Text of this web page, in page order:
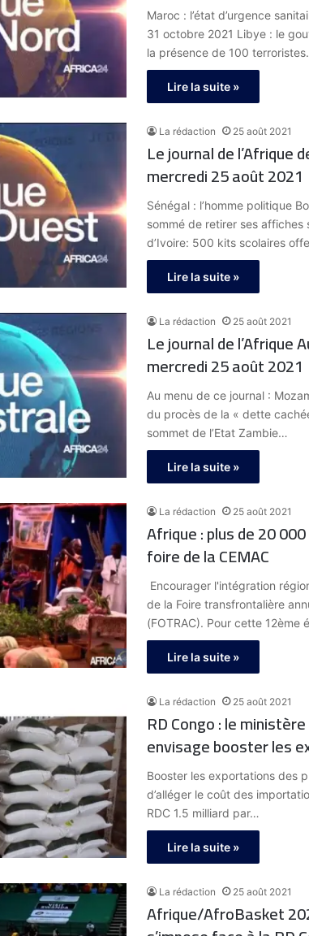
Maroc : l’état d’urgence
31 octobre 2021 Libye : le
la présence de 100
Lire la suite »
La rédaction 25 août 2021
Le journal de l’Afrique
mercredi 25 août 2021
Sénégal : l’homme politique
sommé de retirer ses affiches
d’Ivoire: 500 kits scolaires
Lire la suite »
La rédaction 25 août 2021
Le journal de l’Afrique
mercredi 25 août 2021
Au menu de ce journal :
du procès de la « dette
sommet de l’Etat Zambie…
Lire la suite »
La rédaction 25 août 2021
Afrique : plus de 20
foire de la CEMAC
Encourager l'intégration
de la Foire transfrontalière
(FOTRAC). Pour cette 12ème
Lire la suite »
La rédaction 25 août 2021
RD Congo : le
envisage booster les
Booster les exportations des
d’alléger le coût des
RDC 1.5 milliard par…
Lire la suite »
La rédaction 25 août 2021
Afrique/AfroBasket